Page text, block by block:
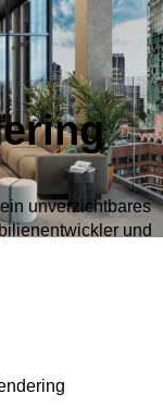
unverzichtbares
und